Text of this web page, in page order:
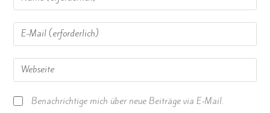
Benachrichtige mich über neue Beiträge via E-Mail.